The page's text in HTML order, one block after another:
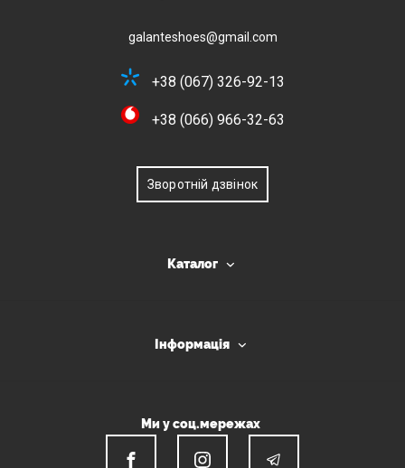
galanteshoes@gmail.com
+38 (067) 326-92-13
+38 (066) 966-32-63
Зворотній дзвінок
Каталог
Інформація
Ми у соц.мережах